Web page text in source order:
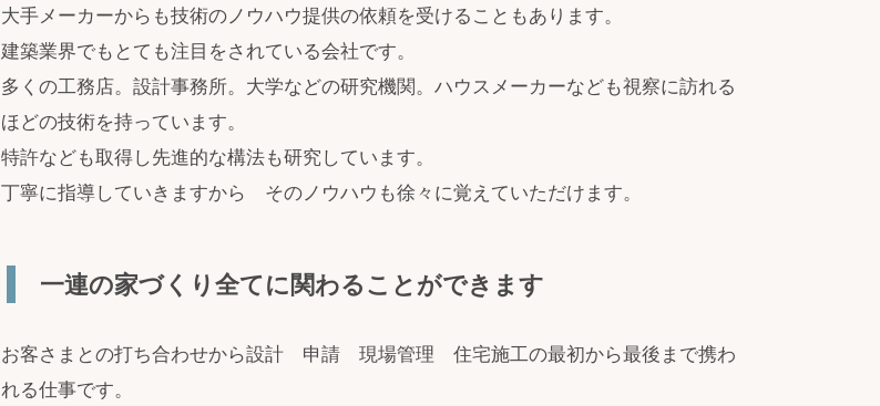
大手メーカーからも技術のノウハウ提供の依頼を受けることもあります。
建築業界でもとても注目をされている会社です。
多くの工務店。設計事務所。大学などの研究機関。ハウスメーカーなども視察に訪れる
ほどの技術を持っています。
特許なども取得し先進的な構法も研究しています。
丁寧に指導していきますから そのノウハウも徐々に覚えていただけます。
一連の家づくり全てに関わることができます
お客さまとの打ち合わせから設計 申請 現場管理 住宅施工の最初から最後まで携わ
れる仕事です。